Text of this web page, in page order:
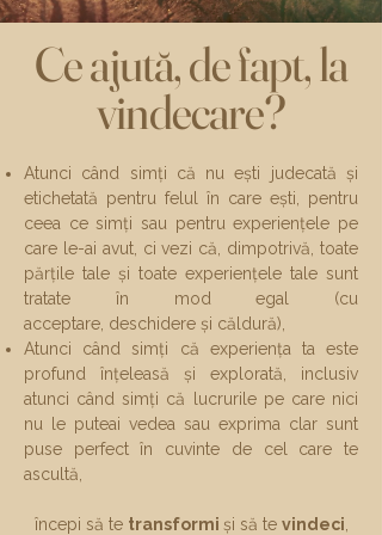
Ce ajută, de fapt, la
vindecare?
​Atunci când simți că nu ești judecată și
etichetată pentru felul în care ești, pentru
ceea ce simți sau pentru experiențele pe
care le-ai avut, ci vezi că, dimpotrivă, toate
părțile tale și toate experiențele tale sunt
tratate în mod egal (cu
acceptare, deschidere și căldură),
Atunci când simți că experiența ta este
profund înțeleasă și explorată, inclusiv
atunci când simți că lucrurile pe care nici
nu le puteai vedea sau exprima clar sunt
puse perfect în cuvinte de cel care te
ascultă,​
începi să te transformi și să te vindeci